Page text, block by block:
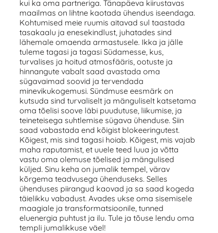
kui ka oma partneriga. Tänapäeva kiirustavas
maailmas on lihtne kaotada ühendus iseendaga.
Kohtumised meie ruumis aitavad sul taastada
tasakaalu ja enesekindlust, juhatades sind
lähemale omaenda armastusele. Ikka ja jälle
tuleme tagasi ja tagasi Südamesse, kus,
turvalises ja hoitud atmosfääris, ootuste ja
hinnangute vabalt saad avastada oma
sügavaimad soovid ja tervendada
minevikukogemusi. Sündmuse eesmärk on
kutsuda sind turvaliselt ja mänguliselt katsetama
oma tõelisi soove läbi puudutuse, liikumise, ja
teineteisega suhtlemise sügava ühenduse. Siin
saad vabastada end kõigist blokeeringutest.
Kõigest, mis sind tagasi hoiab. Kõigest, mis vajab
maha raputamist, et uuele teed luua ja võtta
vastu oma olemuse tõelised ja mängulised
küljed. Sinu keha on jumalik tempel, värav
kõrgema teadvusega ühenduseks. Selles
ühenduses piirangud kaovad ja sa saad kogeda
täielikku vabadust. Avades ukse oma sisemisele
maagiale ja transformatsioonile, tunned
eluenergia puhtust ja ilu. Tule ja tõuse lendu oma
templi jumalikkuse väel!